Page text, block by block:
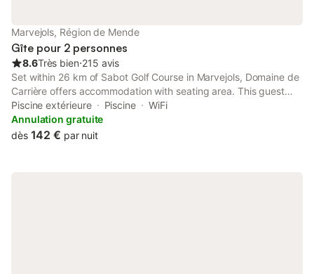
Marvejols, Région de Mende
Gîte pour 2 personnes
8.6Très bien⋅215 avis
Set within 26 km of Sabot Golf Course in Marvejols, Domaine de
Carrière offers accommodation with seating area. This guest
house has a rooftop pool, a garden and free private parking.
The guest house features family rooms.
Piscine extérieure Piscine
WiFi
Annulation gratuite
dès 142 € par nuit